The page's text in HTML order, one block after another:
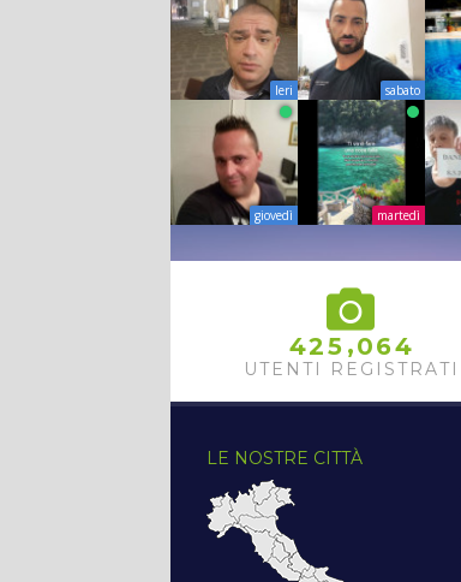
Ieri sabato
giovedì martedì
425 ,064
UTENTI REGISTRATI
LE NOSTRE CITTÀ